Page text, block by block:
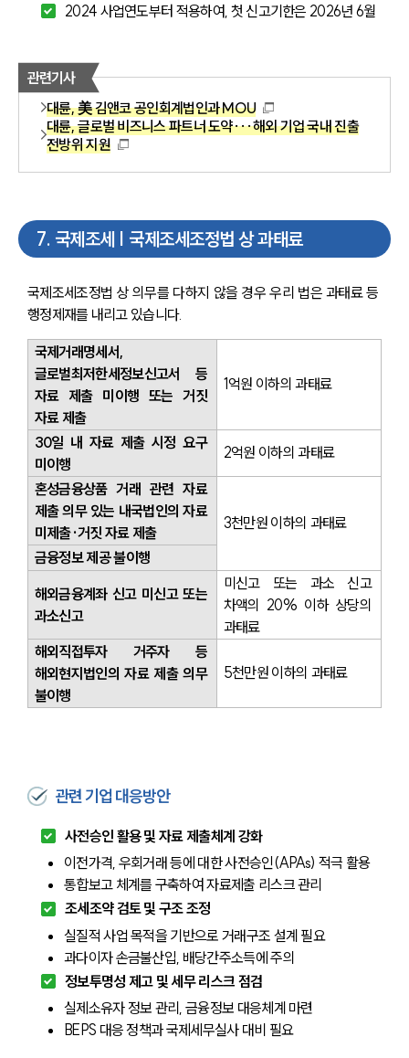
2024 사업연도부터 적용하여, 첫 신고기한은 2026년 6월
관련기사
대륜, 美 김앤코 공인회계법인과 MOU
대륜, 글로벌 비즈니스 파트너 도약···해외 기업 국내 진출
전방위 지원
7. 국제조세 | 국제조세조정법 상 과태료
국제조세조정법 상 의무를 다하지 않을 경우 우리 법은 과태료 등
행정제재를 내리고 있습니다.
국제거래명세서,
글로벌최저한세정보신고서 등
자료 제출 미이행 또는 거짓
자료 제출
1억원 이하의 과태료
30일 내 자료 제출 시정 요구
미이행
2억원 이하의 과태료
혼성금융상품 거래 관련 자료
제출 의무 있는 내국법인의 자료
미제출·거짓 자료 제출
3천만원 이하의 과태료
금융정보 제공 불이행
해외금융계좌 신고 미신고 또는
과소신고
미신고 또는 과소 신고
차액의 20% 이하 상당의
과태료
해외직접투자 거주자 등
해외현지법인의 자료 제출 의무
불이행
5천만원 이하의 과태료
관련 기업 대응방안
사전승인 활용 및 자료 제출체계 강화
이전가격, 우회거래 등에 대한 사전승인(APAs) 적극 활용
통합보고 체계를 구축하여 자료제출 리스크 관리
조세조약 검토 및 구조 조정
실질적 사업 목적을 기반으로 거래구조 설계 필요
과다이자 손금불산입, 배당간주소득에 주의
정보투명성 제고 및 세무 리스크 점검
실제소유자 정보 관리, 금융정보 대응체계 마련
BEPS 대응 정책과 국제세무실사 대비 필요